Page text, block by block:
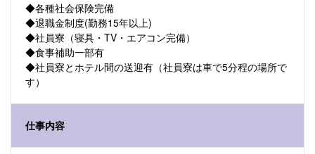
◆各種社会保険完備
◆退職金制度(勤務15年以上)
◆社員寮（寝具・TV・エアコン完備）
◆食事補助一部有
◆社員寮とホテル間の送迎有（社員寮は車で5分程の場所で
す）
仕事内容